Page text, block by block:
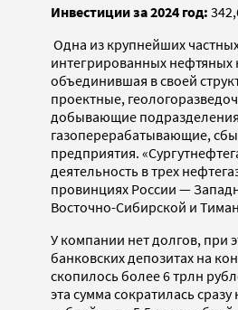
Инвестиции за 2024 год:
Одна из крупнейших
интегрированных нефтяных
объединившая в своей
проектные,
добывающие
газоперерабатывающие,
предприятия.
деятельность в трех
провинциях России —
Восточно-Сибирской и
У компании нет долгов, при
банковских депозитах на
скопилось более 6 трлн
эта сумма сократилась